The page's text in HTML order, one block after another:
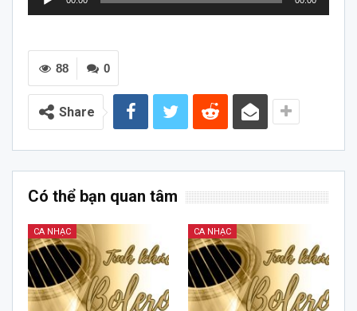
0
88
Share
Có thể bạn quan tâm
CA NHẠC CA NHẠC